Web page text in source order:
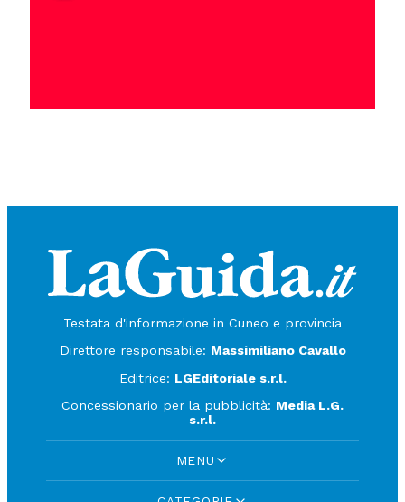
Testata d'informazione in Cuneo e provincia
Direttore responsabile: Massimiliano Cavallo
Editrice: LGEditoriale s.r.l.
Concessionario per la pubblicità: Media L.G.
s.r.l.
MENU